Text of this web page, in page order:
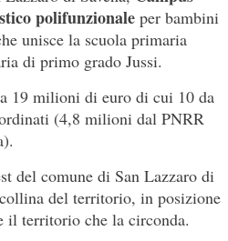
polifunzionaleper bambini
unisce la scuola primaria
di primo grado Jussi.
19 milioni di euro di cui 10 da
(4,8 milioni dal PNRR
del comune di San Lazzaro di
del territorio, in posizione
il territorio che la circonda.